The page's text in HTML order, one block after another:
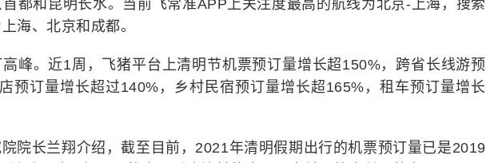
都和昆明长水。当前飞常准APP上关注度最高的航线为北京-上海，搜索
海、北京和成都。
峰。近1周，飞猪平台上清明节机票预订量增长超150%，跨省长线游预
预订量增长超过140%，乡村民宿预订量增长超165%，租车预订量增长
院长兰翔介绍，截至目前，2021年清明假期出行的机票预订量已是2019